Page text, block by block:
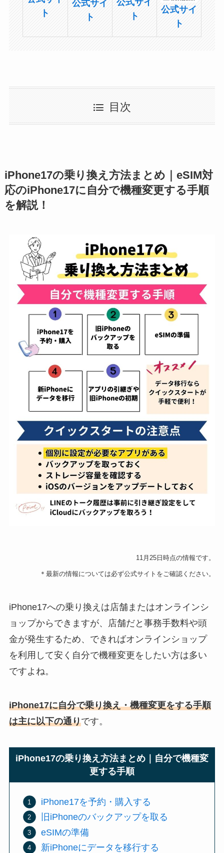
ト
公式サイ
ト
公式サイ
ト
公式サイ
ト
目次
iPhone17の乗り換え方法まとめ｜eSIM対
応のiPhone17に自分で機種変更する手順
を解説！
11月25日時点の情報です。
＊最新の情報については必ず公式サイトをご確認ください。
iPhone17への乗り換えは店舗またはオンラインシ
ョップからできますが、店舗だと事務手数料や頭
金が発生するため、できればオンラインショップ
を利用して安く自分で機種変更をしたい方は多い
ですよね。
iPhone17に自分で乗り換え・機種変更をする手順
は主に以下の通りです。
iPhone17の乗り換え方法まとめ｜自分で機種変
更する手順
iPhone17を予約・購入する
旧iPhoneのバックアップを取る
eSIMの準備
新iPhoneにデータを移行する